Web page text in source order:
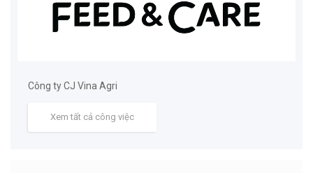
Công ty CJ Vina Agri
Xem tất cả công việc